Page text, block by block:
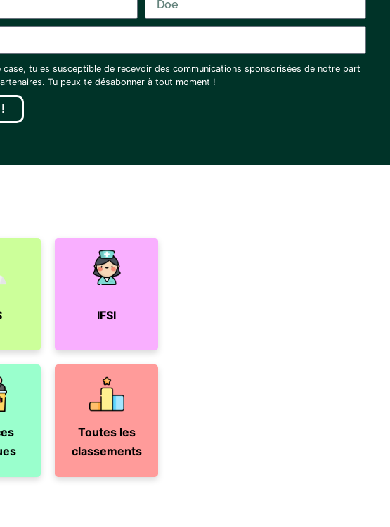
case, tu es susceptible de recevoir des communications sponsorisées de notre part
Tu peux te désabonner à tout moment !
IFSI
Toutes les
classements